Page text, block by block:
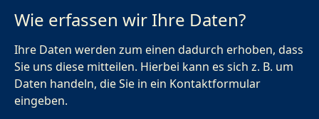
Wie erfassen wir Ihre Daten?
Ihre Daten werden zum einen dadurch erhoben, dass
Sie uns diese mitteilen. Hierbei kann es sich z. B. um
Daten handeln, die Sie in ein Kontaktformular
eingeben.